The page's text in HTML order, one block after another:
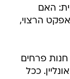
האם
הרצוי,
פרחים
ככל